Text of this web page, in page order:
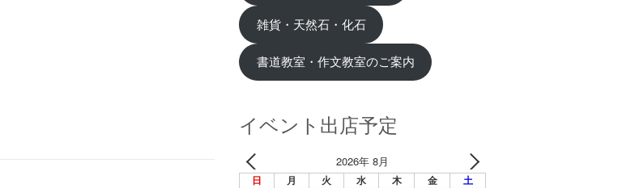
雑貨・天然石・化石
書道教室・作文教室のご案内
イベント出店予定
2026年 8月
日 月 火 水 木 金 土